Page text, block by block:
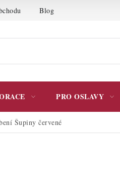
Blog
PRO OSLAVY
Šupiny červené